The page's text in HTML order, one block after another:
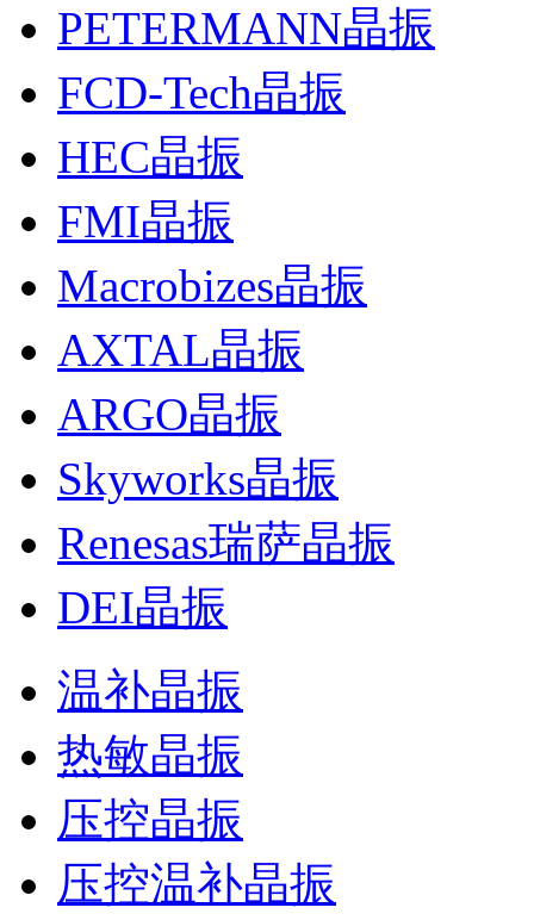
PETERMANN晶振
FCD-Tech晶振
HEC晶振
FMI晶振
Macrobizes晶振
AXTAL晶振
ARGO晶振
Skyworks晶振
Renesas瑞萨晶振
DEI晶振
温补晶振
热敏晶振
压控晶振
压控温补晶振